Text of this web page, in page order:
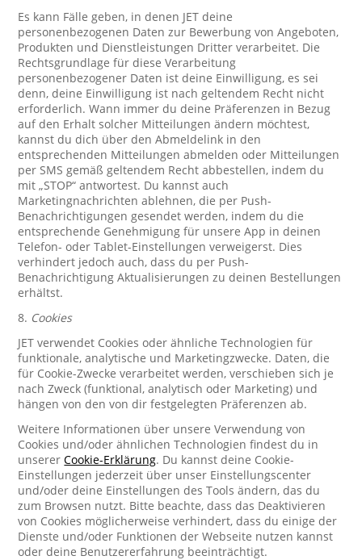
Es kann Fälle geben, in denen JET deine
personenbezogenen Daten zur Bewerbung von Angeboten,
Produkten und Dienstleistungen Dritter verarbeitet. Die
Rechtsgrundlage für diese Verarbeitung
personenbezogener Daten ist deine Einwilligung, es sei
denn, deine Einwilligung ist nach geltendem Recht nicht
erforderlich. Wann immer du deine Präferenzen in Bezug
auf den Erhalt solcher Mitteilungen ändern möchtest,
kannst du dich über den Abmeldelink in den
entsprechenden Mitteilungen abmelden oder Mitteilungen
per SMS gemäß geltendem Recht abbestellen, indem du
mit „STOP“ antwortest. Du kannst auch
Marketingnachrichten ablehnen, die per Push-
Benachrichtigungen gesendet werden, indem du die
entsprechende Genehmigung für unsere App in deinen
Telefon- oder Tablet-Einstellungen verweigerst. Dies
verhindert jedoch auch, dass du per Push-
Benachrichtigung Aktualisierungen zu deinen Bestellungen
erhältst.
8. Cookies
JET verwendet Cookies oder ähnliche Technologien für
funktionale, analytische und Marketingzwecke. Daten, die
für Cookie-Zwecke verarbeitet werden, verschieben sich je
nach Zweck (funktional, analytisch oder Marketing) und
hängen von den von dir festgelegten Präferenzen ab.
Weitere Informationen über unsere Verwendung von
Cookies und/oder ähnlichen Technologien findest du in
unsererCookie-Erklärung. Du kannst deine Cookie-
Einstellungen jederzeit über unser Einstellungscenter
und/oder deine Einstellungen des Tools ändern, das du
zum Browsen nutzt. Bitte beachte, dass das Deaktivieren
von Cookies möglicherweise verhindert, dass du einige der
Dienste und/oder Funktionen der Webseite nutzen kannst
oder deine Benutzererfahrung beeinträchtigt.